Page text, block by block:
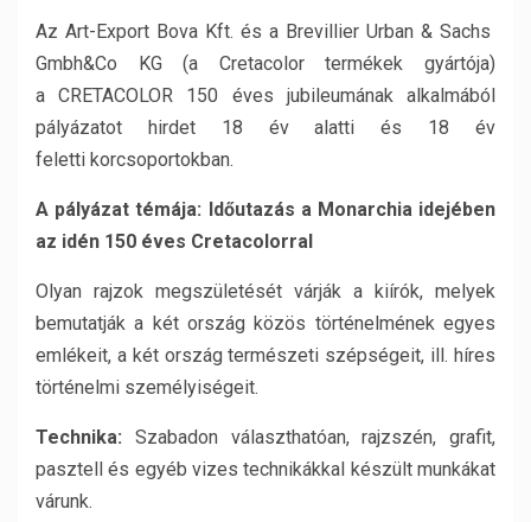
Az Art-Export Bova Kft. és a Brevillier Urban & Sachs
Gmbh&Co KG (a Cretacolor termékek gyártója)
a CRETACOLOR 150 éves jubileumának alkalmából
pályázatot hirdet 18 év alatti és 18 év
feletti korcsoportokban.
A pályázat témája: Időutazás a Monarchia idejében
az idén 150 éves Cretacolorral
Olyan rajzok megszületését várják a kiírók, melyek
bemutatják a két ország közös történelmének egyes
emlékeit, a két ország természeti szépségeit, ill. híres
történelmi személyiségeit.
Technika: Szabadon választhatóan, rajzszén, grafit,
pasztell és egyéb vizes technikákkal készült munkákat
várunk.